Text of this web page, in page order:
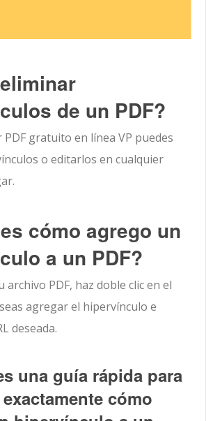
de un PDF?
PDF gratuito en línea VP puedes
o editarlos en cualquier
cómo agrego un
a un PDF?
archivo PDF, haz doble clic en el
agregar el hipervínculo e
deseada.
una guía rápida para
cómo